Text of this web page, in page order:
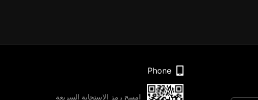
Phone
امسح رمز الاستجابة السريعة